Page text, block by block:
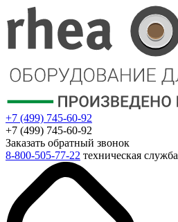
+7 (499) 745-60-92
+7 (499) 745-60-92
Заказать обратный звонок
8-800-505-77-22 техническая служба